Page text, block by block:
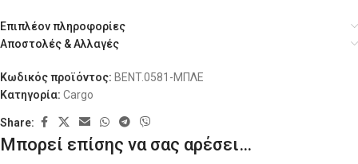
Επιπλέον πληροφορίες
Αποστολές & Αλλαγές
Κωδικός προϊόντος: BENT.0581-ΜΠΛΕ
Κατηγορία: Cargo
Share:
Μπορεί επίσης να σας αρέσει…